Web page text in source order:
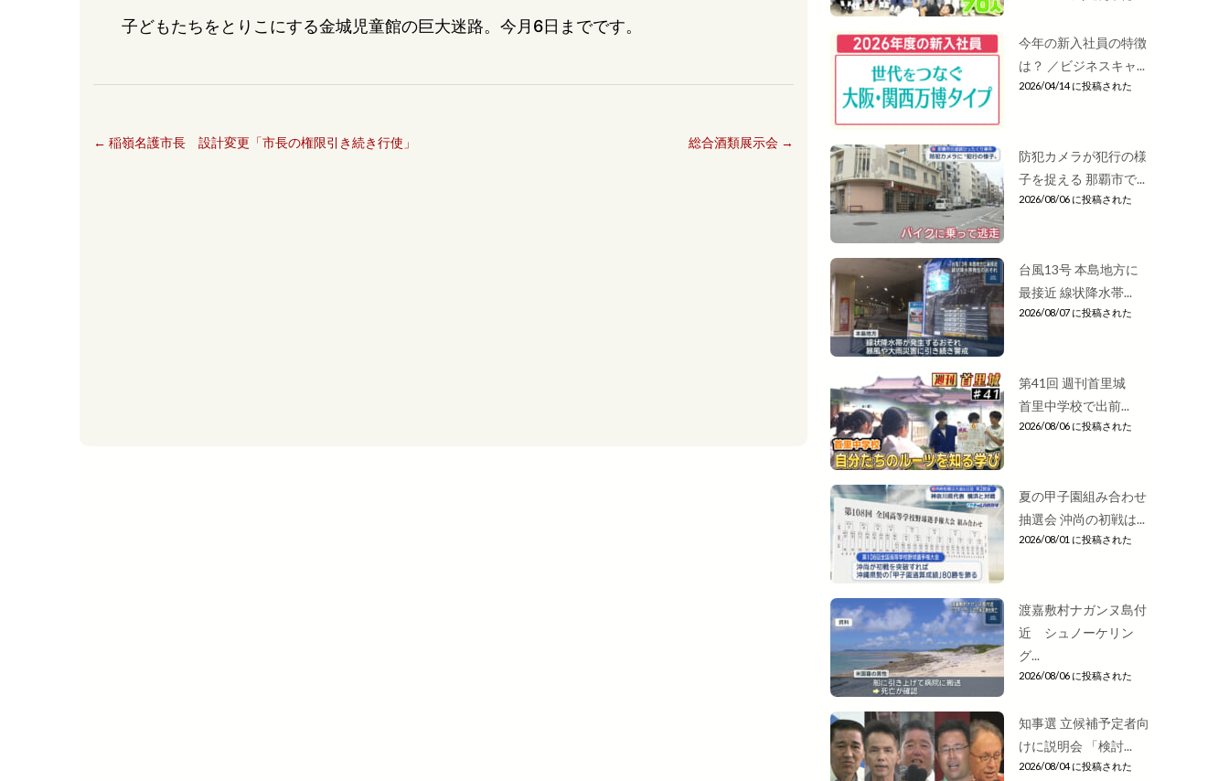
子どもたちをとりこにする金城児童館の巨大迷路。今月6日までです。
← 稲嶺名護市長 設計変更「市長の権限引き続き行使」 総合酒類展示会 →
今年の新入社員の特徴
は？ ／ビジネスキャ...
2026/04/14 に投稿された
防犯カメラが犯行の様
子を捉える 那覇市で...
2026/08/06 に投稿された
台風13号 本島地方に
最接近 線状降水帯...
2026/08/07 に投稿された
第41回 週刊首里城
首里中学校で出前...
2026/08/06 に投稿された
夏の甲子園組み合わせ
抽選会 沖尚の初戦は...
2026/08/01 に投稿された
渡嘉敷村ナガンヌ島付
近 シュノーケリン
グ...
2026/08/06 に投稿された
知事選 立候補予定者向
けに説明会 「検討...
2026/08/04 に投稿された